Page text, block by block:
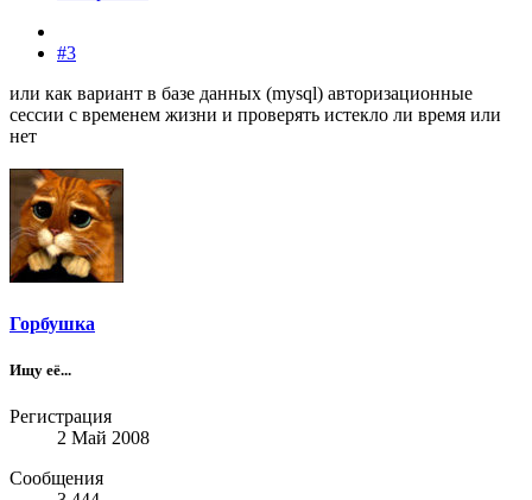
#3
или как вариант в базе данных (mysql) авторизационные
сессии с временем жизни и проверять истекло ли время или
нет
Горбушка
Ищу её...
Регистрация
2 Май 2008
Сообщения